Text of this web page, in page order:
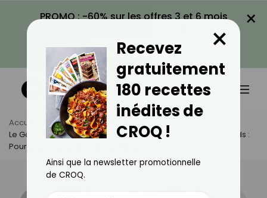
PROMO : -60% sur les offres 3 et 6 mois
VOIR LA PROMO
×
Accueil Actus
Minceur
Le Goûter À Éviter Absolument Si Vous Voulez Perdre Du Poids :
Pourquoi Et Quelles Alternatives Choisir ?
Recevez
gratuitement
180 recettes
inédites de
CROQ !
×
Ainsi que la newsletter promotionnelle
de CROQ.